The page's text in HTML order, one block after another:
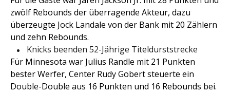
zwölf Rebounds der überragende Akteur, dazu
überzeugte Jock Landale von der Bank mit 20 Zählern
und zehn Rebounds.
Knicks beenden 52-Jährige Titeldurststrecke
Für Minnesota war Julius Randle mit 21 Punkten
bester Werfer, Center Rudy Gobert steuerte ein
Double-Double aus 16 Punkten und 16 Rebounds bei.